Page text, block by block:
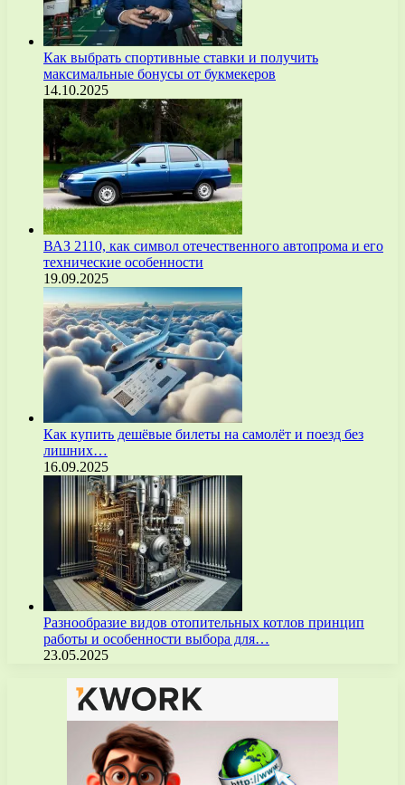
Как выбрать спортивные ставки и получить
максимальные бонусы от букмекеров
14.10.2025
ВАЗ 2110, как символ отечественного автопрома и его
технические особенности
19.09.2025
Как купить дешёвые билеты на самолёт и поезд без
лишних…
16.09.2025
Разнообразие видов отопительных котлов принцип
работы и особенности выбора для…
23.05.2025